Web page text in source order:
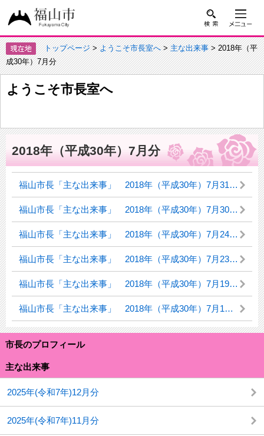
トップページ>ようこそ市長室へ>主な出来事> 2018年（平
成30年）7月分
ようこそ市長室へ
市長のプロフィール
主な出来事
2025年(令和7年)12月分
2025年(令和7年)11月分
2018年（平成30年）7月分
福山市長「主な出来事」 2018年（平成30年）7月31日（火曜日）
福山市長「主な出来事」 2018年（平成30年）7月30日（月曜日）
福山市長「主な出来事」 2018年（平成30年）7月24日（火曜日）
福山市長「主な出来事」 2018年（平成30年）7月23日（月曜日）
福山市長「主な出来事」 2018年（平成30年）7月19日（木曜日）
福山市長「主な出来事」 2018年（平成30年）7月1日（日曜日）～7月6日（金曜日）「デンマーク訪問」